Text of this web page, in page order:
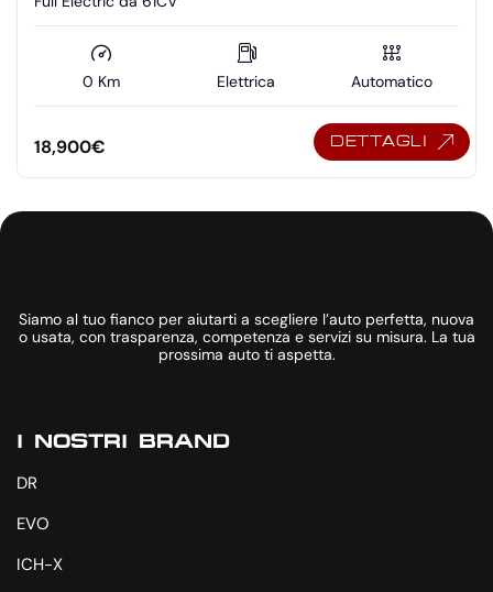
0 Km Elettrica Automatico
18,900€ DETTAGLI
Siamo al tuo fianco per aiutarti a scegliere l’auto perfetta, nuova
o usata, con trasparenza, competenza e servizi su misura. La tua
prossima auto ti aspetta.
I NOSTRI BRAND
DR
EVO
ICH-X